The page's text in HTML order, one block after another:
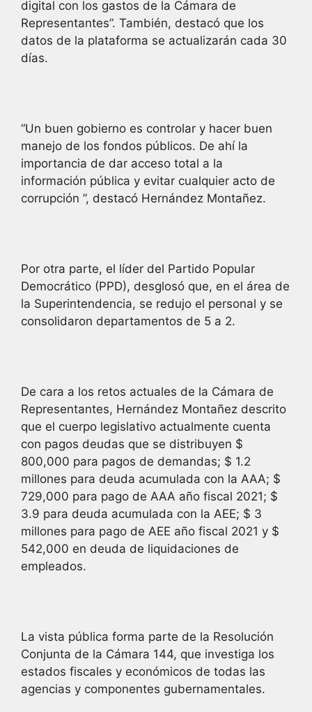
digital con los gastos de la Cámara de
Representantes”. También, destacó que los
datos de la plataforma se actualizarán cada 30
días.
“Un buen gobierno es controlar y hacer buen
manejo de los fondos públicos. De ahí la
importancia de dar acceso total a la
información pública y evitar cualquier acto de
corrupción ”, destacó Hernández Montañez.
Por otra parte, el líder del Partido Popular
Democrático (PPD), desglosó que, en el área de
la Superintendencia, se redujo el personal y se
consolidaron departamentos de 5 a 2.
De cara a los retos actuales de la Cámara de
Representantes, Hernández Montañez descrito
que el cuerpo legislativo actualmente cuenta
con pagos deudas que se distribuyen $
800,000 para pagos de demandas; $ 1.2
millones para deuda acumulada con la AAA; $
729,000 para pago de AAA año fiscal 2021; $
3.9 para deuda acumulada con la AEE; $ 3
millones para pago de AEE año fiscal 2021 y $
542,000 en deuda de liquidaciones de
empleados.
La vista pública forma parte de la Resolución
Conjunta de la Cámara 144, que investiga los
estados fiscales y económicos de todas las
agencias y componentes gubernamentales.